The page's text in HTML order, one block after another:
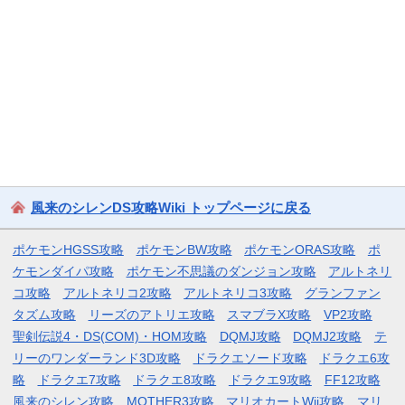
風来のシレンDS攻略Wiki トップページに戻る
ポケモンHGSS攻略 ポケモンBW攻略 ポケモンORAS攻略
ポ
ケモンダイパ攻略
ポケモン不思議のダンジョン攻略
アルトネリ
コ攻略
アルトネリコ2攻略 アルトネリコ3攻略
グランファン
タズム攻略
リーズのアトリエ攻略 スマブラX攻略
VP2攻略
聖剣伝説4・DS(COM)・HOM攻略
DQMJ攻略 DQMJ2攻略
テ
リーのワンダーランド3D攻略
ドラクエソード攻略
ドラクエ6攻
略
ドラクエ7攻略 ドラクエ8攻略 ドラクエ9攻略
FF12攻略
風来のシレン攻略
MOTHER3攻略 マリオカートWii攻略 マリ